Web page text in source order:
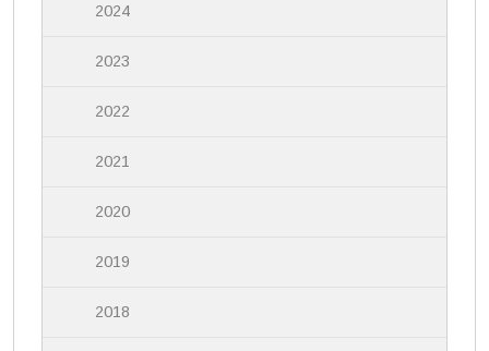
2024
2023
2022
2021
2020
2019
2018